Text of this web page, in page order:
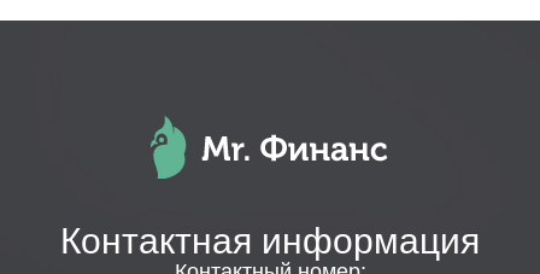
Политика конфиденциальности
© 2011-2026г. ООО "МИСТЕР